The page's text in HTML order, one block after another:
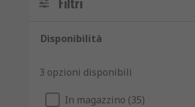
Disponibilità
3 opzioni disponibili
In magazzino (35)